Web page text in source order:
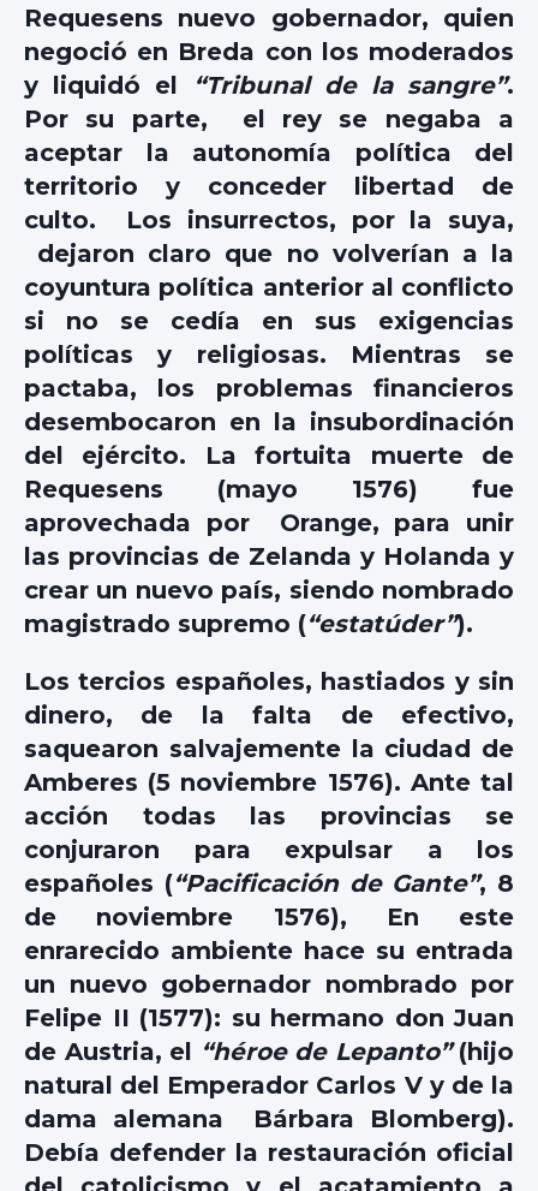
Requesens nuevo gobernador, quien
negoció en Breda con los moderados
y liquidó el
“Tribunal de la sangre”.
Por su parte, el rey se negaba a
aceptar la autonomía política del
territorio y conceder libertad de
culto. Los insurrectos, por la suya,
dejaron claro que no volverían a la
coyuntura política anterior al conflicto
si no se cedía en sus exigencias
políticas y religiosas. Mientras se
pactaba, los problemas financieros
desembocaron en la insubordinación
del ejército. La fortuita muerte de
Requesens (mayo 1576) fue
aprovechada por Orange, para unir
las provincias de Zelanda y Holanda y
crear un nuevo país, siendo nombrado
magistrado supremo (“estatúder”).
Los tercios españoles, hastiados y sin
dinero, de la falta de efectivo,
saquearon salvajemente la ciudad de
Amberes (5 noviembre 1576). Ante tal
acción todas las provincias se
conjuraron para expulsar a los
españoles (“Pacificación de Gante”, 8
de noviembre 1576), En este
enrarecido ambiente hace su entrada
un nuevo gobernador nombrado por
Felipe II (1577): su hermano don Juan
de Austria, el “héroe de Lepanto”(hijo
natural del Emperador Carlos V y de la
dama alemana Bárbara Blomberg).
Debía defender la restauración oficial